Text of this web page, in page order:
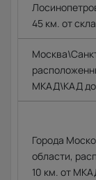
45 км. от
МКАД\КАД до
Города
области,
10 км. от